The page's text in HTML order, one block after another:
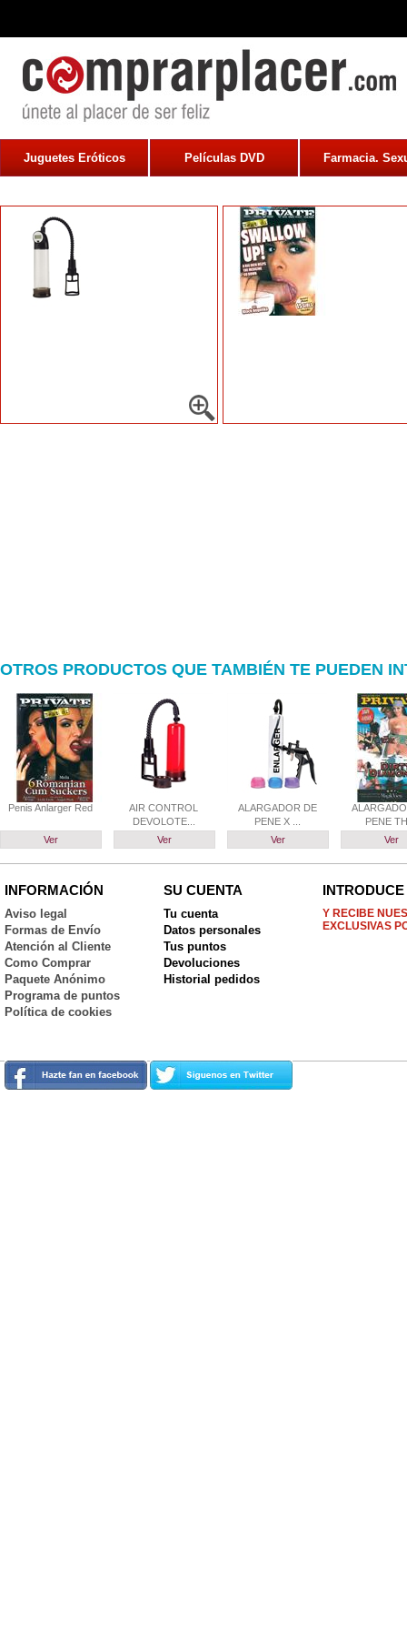
Juguetes Eróticos Películas DVD Farmacia.
OTROS PRODUCTOS QUE TAMBIÉN TE PUEDEN
Penis Anlarger Red
Ver
AIR CONTROL
DEVOLOTE...
Ver
ALARGADOR DE
PENE X ...
Ver
PENE
Ver
INFORMACIÓN
Aviso legal
Formas de Envío
Atención al Cliente
Como Comprar
Paquete Anónimo
Programa de puntos
Política de cookies
SU CUENTA
Tu cuenta
Datos personales
Tus puntos
Devoluciones
Historial pedidos
Y RECIBE
EXCLUSIVAS